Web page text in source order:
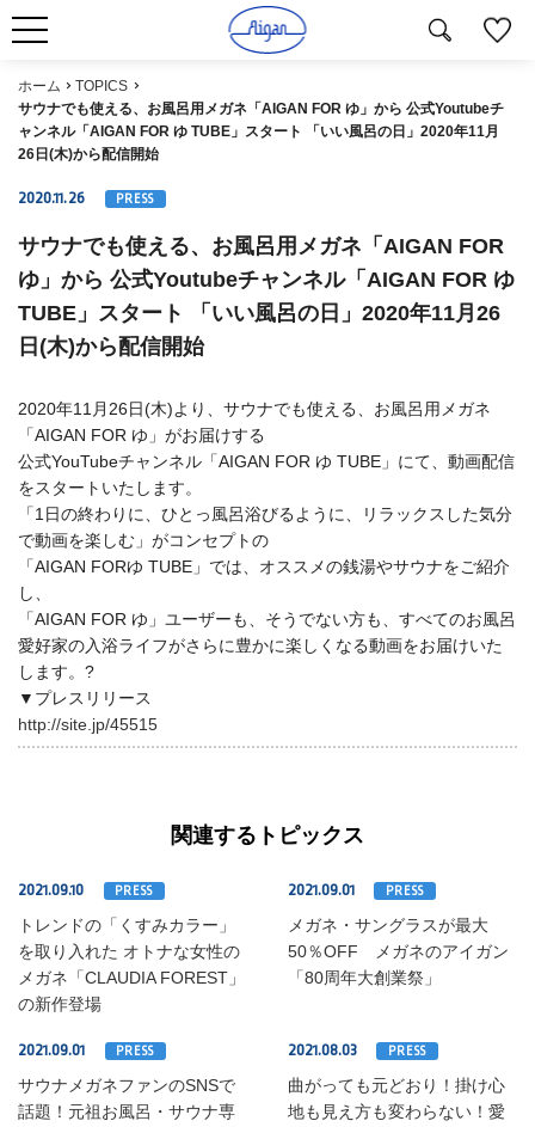
ホーム
TOPICS
サウナでも使える、お風呂用メガネ「AIGAN FOR ゆ」から 公式Youtubeチ
ャンネル「AIGAN FOR ゆ TUBE」スタート 「いい風呂の日」2020年11月
26日(木)から配信開始
2020.11.26 PRESS
サウナでも使える、お風呂用メガネ「AIGAN FOR
ゆ」から 公式Youtubeチャンネル「AIGAN FOR ゆ
TUBE」スタート 「いい風呂の日」2020年11月26
日(木)から配信開始
2020年11月26日(木)より、サウナでも使える、お風呂用メガネ
「AIGAN FOR ゆ」がお届けする
公式YouTubeチャンネル「AIGAN FOR ゆ TUBE」にて、動画配信
をスタートいたします。
「1日の終わりに、ひとっ風呂浴びるように、リラックスした気分
で動画を楽しむ」がコンセプトの
「AIGAN FORゆ TUBE」では、オススメの銭湯やサウナをご紹介
し、
「AIGAN FOR ゆ」ユーザーも、そうでない方も、すべてのお風呂
愛好家の入浴ライフがさらに豊かに楽しくなる動画をお届けいた
します。?
▼プレスリリース
http://site.jp/45515
関連するトピックス
2021.09.10 PRESS
トレンドの「くすみカラー」
を取り入れた オトナな女性の
メガネ「CLAUDIA FOREST」
の新作登場
2021.09.01 PRESS
メガネ・サングラスが最大
50％OFF メガネのアイガン
「80周年大創業祭」
2021.09.01 PRESS
サウナメガネファンのSNSで
話題！元祖お風呂・サウナ専
2021.08.03 PRESS
曲がっても元どおり！掛け心
地も見え方も変わらない！愛